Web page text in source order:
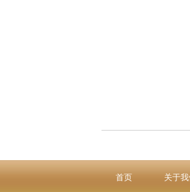
首页 关于